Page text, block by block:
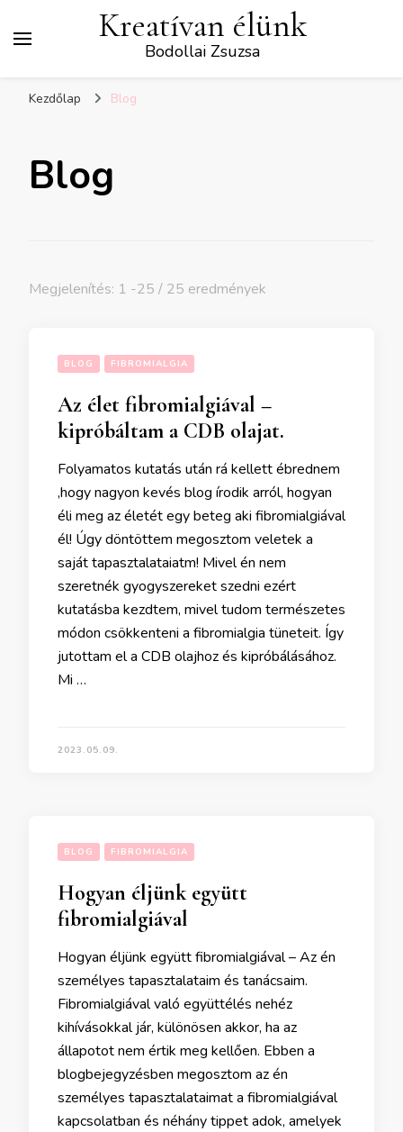
Kreatívan élünk
Bodollai Zsuzsa
Kezdőlap Blog
Blog
Megjelenítés: 1 -25 / 25 eredmények
BLOG FIBROMIALGIA
Az élet fibromialgiával –
kipróbáltam a CDB olajat.
Folyamatos kutatás után rá kellett ébrednem
,hogy nagyon kevés blog írodik arról, hogyan
éli meg az életét egy beteg aki fibromialgiával
él! Úgy döntöttem megosztom veletek a
saját tapasztalataiatm! Mivel én nem
szeretnék gyogyszereket szedni ezért
kutatásba kezdtem, mivel tudom természetes
módon csökkenteni a fibromialgia tüneteit. Így
jutottam el a CDB olajhoz és kipróbálásához.
Mi …
2023.05.09.
BLOG FIBROMIALGIA
Hogyan éljünk együtt
fibromialgiával
Hogyan éljünk együtt fibromialgiával – Az én
személyes tapasztalataim és tanácsaim.
Fibromialgiával való együttélés nehéz
kihívásokkal jár, különösen akkor, ha az
állapotot nem értik meg kellően. Ebben a
blogbejegyzésben megosztom az én
személyes tapasztalataimat a fibromialgiával
kapcsolatban és néhány tippet adok, amelyek